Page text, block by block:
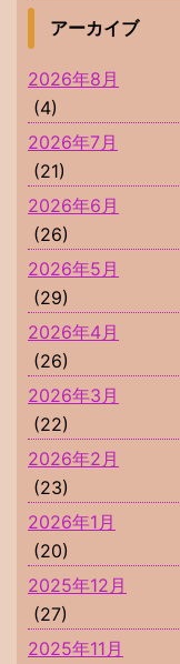
アーカイブ
2026年8月
(4)
2026年7月
(21)
2026年6月
(26)
2026年5月
(29)
2026年4月
(26)
2026年3月
(22)
2026年2月
(23)
2026年1月
(20)
2025年12月
(27)
2025年11月